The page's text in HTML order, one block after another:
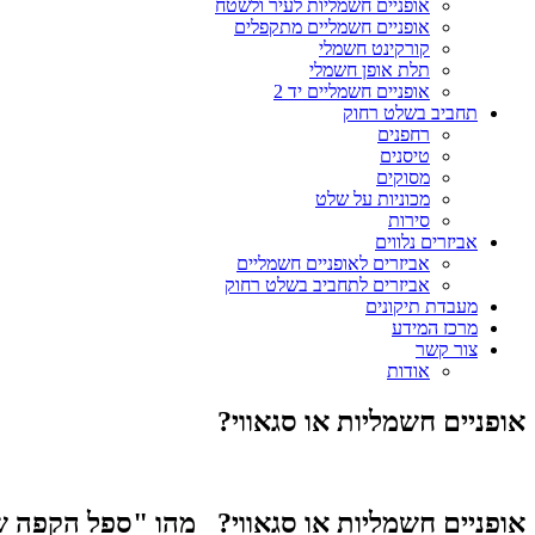
אופניים חשמליות לעיר ולשטח
אופניים חשמליים מתקפלים
קורקינט חשמלי
תלת אופן חשמלי
אופניים חשמליים יד 2
תחביב בשלט רחוק
רחפנים
טיסנים
מסוקים
מכוניות על שלט
סירות
אביזרים נלווים
אביזרים לאופניים חשמליים
אביזרים לתחביב בשלט רחוק
מעבדת תיקונים
מרכז המידע
צור קשר
אודות
אופניים חשמליות או סגאווי?
אופניים חשמליות או סגאווי? מהו "ספל